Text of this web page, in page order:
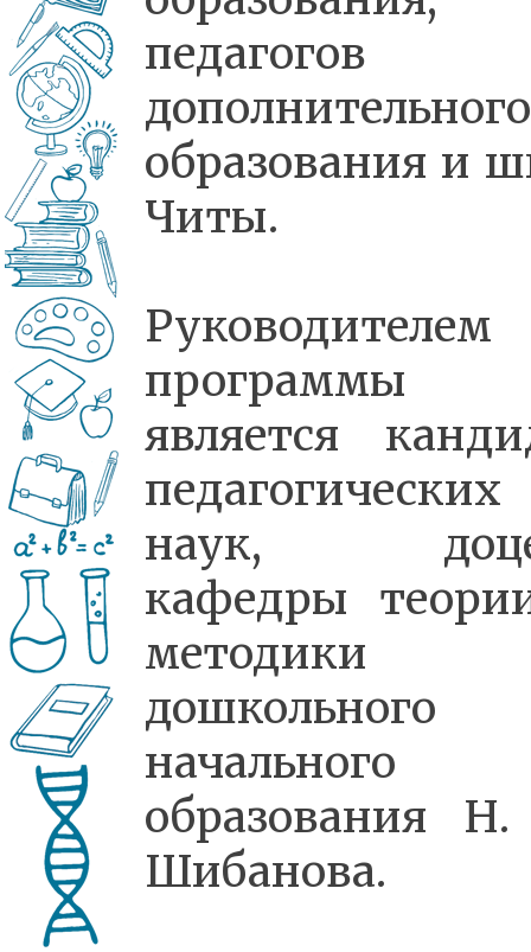
педагогов
дополнительного
образования и
Читы.
Руководителем
программы
является
педагогических
наук,
кафедры
методики
начального
образования
Шибанова.